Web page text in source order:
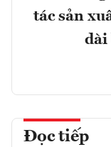
tác sản
dài
Đọc tiếp